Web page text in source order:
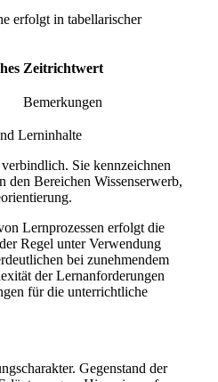
erfolgt in tabellarischer
Zeitrichtwert
Bemerkungen
Lerninhalte
Sie kennzeichnen
den Bereichen Wissenserwerb,
Lernprozessen erfolgt die
Regel unter Verwendung
bei zunehmendem
der Lernanforderungen
für die unterrichtliche
Gegenstand der